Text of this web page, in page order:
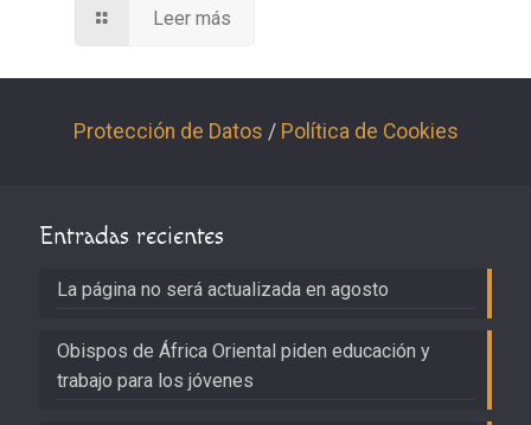
Leer más
Protección de Datos / Política de Cookies
Entradas recientes
La página no será actualizada en agosto
Obispos de África Oriental piden educación y
trabajo para los jóvenes